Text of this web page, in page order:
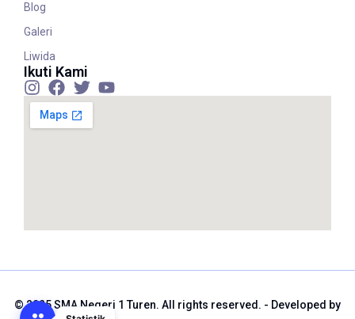
Blog
Galeri
Liwida
Ikuti Kami
© 2025 SMA Negeri 1 Turen. All rights reserved. - Developed by